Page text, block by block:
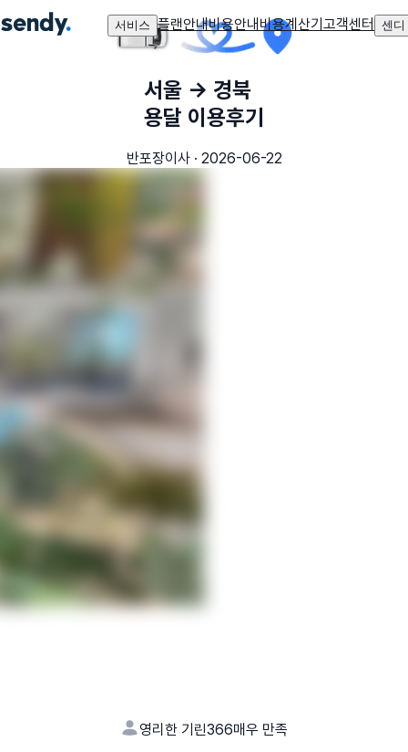
서비스 플랜안내비용안내비용계산기고객센터 센디
서울 → 경북
용달 이용후기
반포장이사· 2026-06-22
영리한 기린366매우 만족